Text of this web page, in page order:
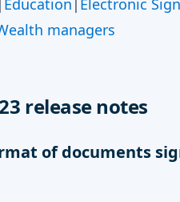
| Education | Electronic
managers
release notes
of documents